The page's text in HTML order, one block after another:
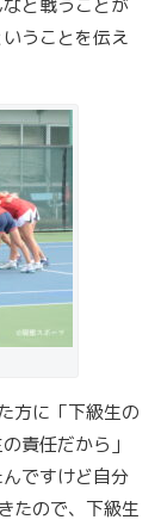
うことを伝え
方に「下級生の
責任だから」
ですけど自分
たので、下級生